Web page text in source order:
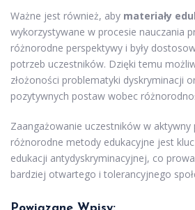
Ważne jest również, aby materiały
wykorzystywane w procesie nauczania
różnorodne perspektywy i były
potrzeb uczestników. Dzięki temu
złożoności problematyki dyskryminacji
pozytywnych postaw wobec
Zaangażowanie uczestników w aktywny
różnorodne metody edukacyjne jest
edukacji antydyskryminacyjnej, co
bardziej otwartego i tolerancyjnego